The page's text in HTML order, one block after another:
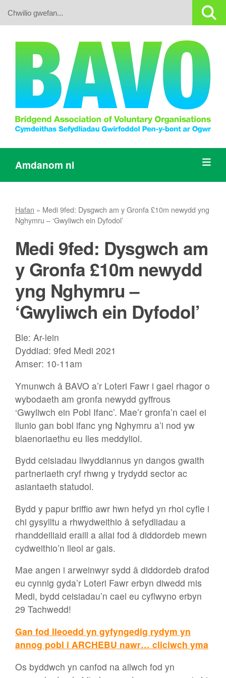
Amdanom ni
Hafan » Medi 9fed: Dysgwch am y Gronfa £10m newydd yng
Nghymru – ‘Gwyliwch ein Dyfodol’
Medi 9fed: Dysgwch am
y Gronfa £10m newydd
yng Nghymru –
‘Gwyliwch ein Dyfodol’
Ble: Ar-lein
Dyddiad: 9fed Medi 2021
Amser: 10-11am
Ymunwch â BAVO a’r Loteri Fawr i gael rhagor o
wybodaeth am gronfa newydd gyffrous
‘Gwyliwch ein Pobl Ifanc’. Mae’r gronfa’n cael ei
llunio gan bobl ifanc yng Nghymru a’i nod yw
blaenoriaethu eu lles meddyliol.
Bydd ceisiadau llwyddiannus yn dangos gwaith
partneriaeth cryf rhwng y trydydd sector ac
asiantaeth statudol.
Bydd y papur briffio awr hwn hefyd yn rhoi cyfle i
chi gysylltu a rhwydweithio â sefydliadau a
rhanddeiliaid eraill a allai fod â diddordeb mewn
cydweithio’n lleol ar gais.
Mae angen i arweinwyr sydd â diddordeb drafod
eu cynnig gyda’r Loteri Fawr erbyn diwedd mis
Medi, bydd ceisiadau’n cael eu cyflwyno erbyn
29 Tachwedd!
Gan fod lleoedd yn gyfyngedig rydym yn
annog pobl i ARCHEBU nawr… cliciwch yma
Os byddwch yn canfod na allwch fod yn